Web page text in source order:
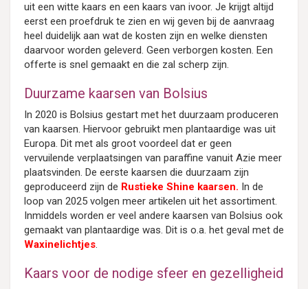
uit een witte kaars en een kaars van ivoor. Je krijgt altijd
eerst een proefdruk te zien en wij geven bij de aanvraag
heel duidelijk aan wat de kosten zijn en welke diensten
daarvoor worden geleverd. Geen verborgen kosten. Een
offerte is snel gemaakt en die zal scherp zijn.
Duurzame kaarsen van Bolsius
In 2020 is Bolsius gestart met het duurzaam produceren
van kaarsen. Hiervoor gebruikt men plantaardige was uit
Europa. Dit met als groot voordeel dat er geen
vervuilende verplaatsingen van paraffine vanuit Azie meer
plaatsvinden. De eerste kaarsen die duurzaam zijn
geproduceerd zijn de Rustieke Shine kaarsen. In de
loop van 2025 volgen meer artikelen uit het assortiment.
Inmiddels worden er veel andere kaarsen van Bolsius ook
gemaakt van plantaardige was. Dit is o.a. het geval met de
Waxinelichtjes.
Kaars voor de nodige sfeer en gezelligheid